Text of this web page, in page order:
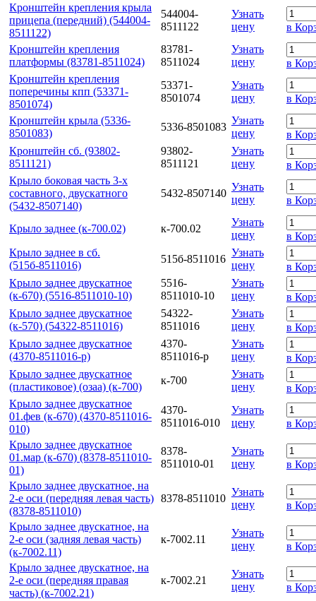
Кронштейн крепления крыла
прицепа (передний) (544004-
8511122)
544004-
8511122
Узнать
цену
в
Кронштейн крепления
платформы (83781-8511024)
83781-
8511024
Узнать
цену
в
Кронштейн крепления
поперечины кпп (53371-
8501074)
53371-
8501074
Узнать
цену
в
Кронштейн крыла (5336-
8501083)
5336-8501083
Узнать
цену
в
Кронштейн сб. (93802-
8511121)
93802-
8511121
Узнать
цену
в
Крыло боковая часть 3-х
составного, двускатного
(5432-8507140)
5432-8507140
Узнать
цену
в
Крыло заднее (к-700.02) к-700.02
Узнать
цену
в
Крыло заднее в сб.
(515б-8511016)
515б-8511016
Узнать
цену
в
Крыло заднее двускатное
(к-670) (5516-8511010-10)
5516-
8511010-10
Узнать
цену
в
Крыло заднее двускатное
(к-570) (54322-8511016)
54322-
8511016
Узнать
цену
в
Крыло заднее двускатное
(4370-8511016-р)
4370-
8511016-р
Узнать
цену
в
Крыло заднее двускатное
(пластиковое) (озаа) (к-700)
к-700
Узнать
цену
в
Крыло заднее двускатное
01.фев (к-670) (4370-8511016-
010)
4370-
8511016-010
Узнать
цену
в
Крыло заднее двускатное
01.мар (к-670) (8378-8511010-
01)
8378-
8511010-01
Узнать
цену
в
Крыло заднее двускатное, на
2-е оси (передняя левая часть)
(8378-8511010)
8378-8511010
Узнать
цену
в
Крыло заднее двускатное, на
2-е оси (задняя левая часть)
(к-7002.11)
к-7002.11
Узнать
цену
в
Крыло заднее двускатное, на
2-е оси (передняя правая
часть) (к-7002.21)
к-7002.21
Узнать
цену
в